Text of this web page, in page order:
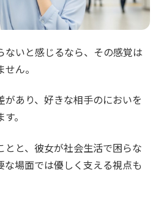
ないと感じるなら、その感覚は
ん。
があり、好きな相手のにおいを
。
とと、彼女が社会生活で困らな
な場面では優しく支える視点も